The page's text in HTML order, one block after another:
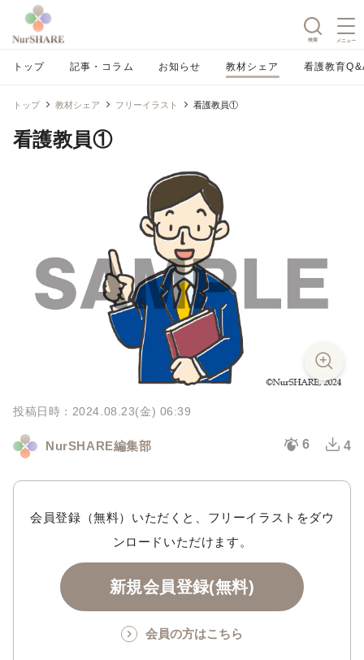
検索 メニュー
トップ 記事・コラム お知らせ 教材シェア 看護教育
トップ 教材シェア フリーイラスト 看護教員①
看護教員①
投稿日時：2024.08.23(金) 06:39
NurSHARE編集部 6 4
会員登録（無料）いただくと、フリーイラストをダウ
ンロードいただけます。
新規会員登録(無料)
会員の方はこちら